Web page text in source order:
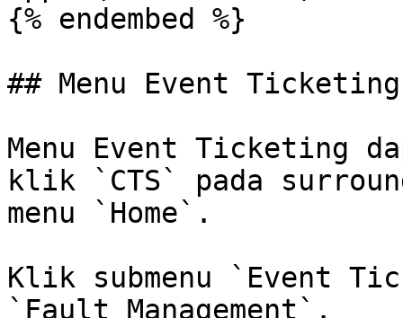
{% endembed %}
## Menu Event Ticketing
Menu Event Ticketing
klik `CTS` pada
menu `Home`.
Klik submenu `Event
`Fault Management`.